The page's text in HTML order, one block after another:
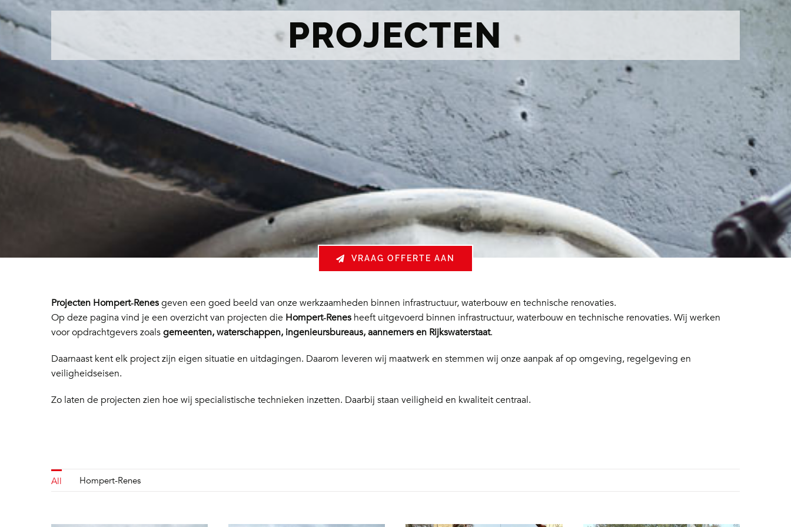
PROJECTEN
VRAAG OFFERTE AAN
Projecten Hompert‑Renesgeven een goed beeld van onze werkzaamheden binnen infrastructuur, waterbouw en technische renovaties.
Op deze pagina vind je een overzicht van projecten die Hompert‑Renesheeft uitgevoerd binnen infrastructuur, waterbouw en technische renovaties. Wij werken
voor opdrachtgevers zoalsgemeenten, waterschappen, ingenieursbureaus, aannemers en Rijkswaterstaat.
Daarnaast kent elk project zijn eigen situatie en uitdagingen. Daarom leveren wij maatwerk en stemmen wij onze aanpak af op omgeving, regelgeving en
veiligheidseisen.
Zo laten de projecten zien hoe wij specialistische technieken inzetten. Daarbij staan veiligheid en kwaliteit centraal.
All Hompert-Renes